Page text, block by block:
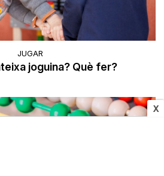
X
JUGAR
joguina? Què fer?